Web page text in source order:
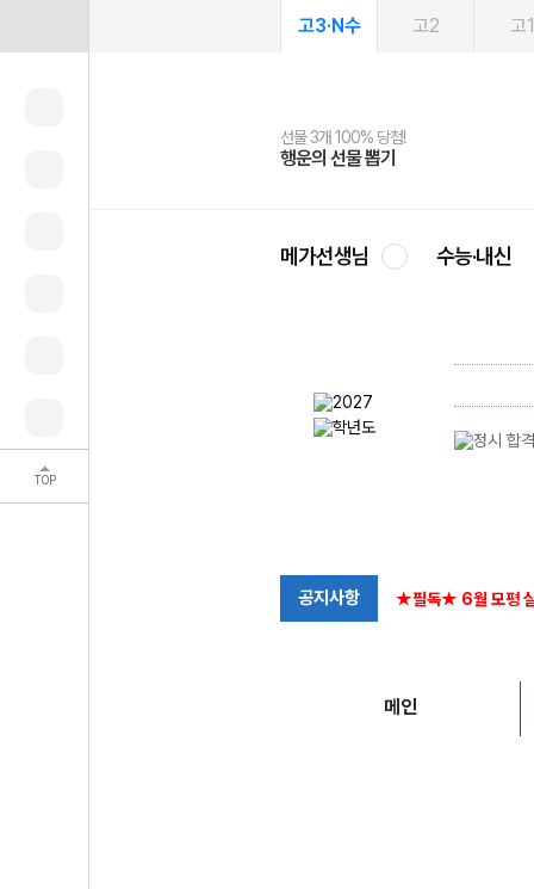
TOP
고3·N수 고2 고1
선물 3개 100% 당첨!
행운의 선물 뽑기
선물 100% 증정!
메가스터디 X 올리브
여름방학 스터디 캐시백
메가런 썸머스쿨
2027 러셀 단과
강사 공개선발
스마트러닝앱
설문 EVENT
메가패스
3일 무료 체험권
메가패스 수강생 무료혜택!
메가클럽 멤버십
사회공헌 캠페인
희망이룸 메가나눔
메가선생님 수능·내신
공지사항 ★필독★ 6월 모평 실
메인